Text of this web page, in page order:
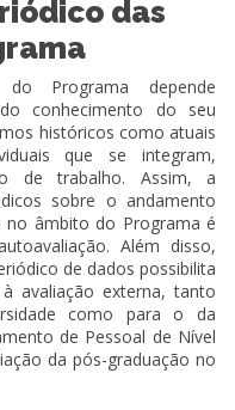
das
Programa depende
conhecimento do seu
históricos como atuais
que se integram,
de trabalho. Assim, a
sobre o andamento
no âmbito do Programa é
Além disso,
de dados possibilita
avaliação externa, tanto
como para o da
de Pessoal de Nível
da pós-graduação no